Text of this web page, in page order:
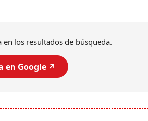
los resultados de búsqueda.
en Google ↗️